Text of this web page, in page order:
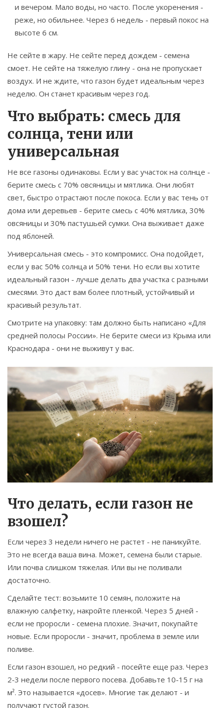
и вечером. Мало воды, но часто. После укоренения -
реже, но обильнее. Через 6 недель - первый покос на
высоте 6 см.
Не сейте в жару. Не сейте перед дождем - семена
смоет. Не сейте на тяжелую глину - она не пропускает
воздух. И не ждите, что газон будет идеальным через
неделю. Он станет красивым через год.
Что выбрать: смесь для
солнца, тени или
универсальная
Не все газоны одинаковы. Если у вас участок на солнце -
берите смесь с 70% овсяницы и мятлика. Они любят
свет, быстро отрастают после покоса. Если у вас тень от
дома или деревьев - берите смесь с 40% мятлика, 30%
овсяницы и 30% пастушьей сумки. Она выживает даже
под яблоней.
Универсальная смесь - это компромисс. Она подойдет,
если у вас 50% солнца и 50% тени. Но если вы хотите
идеальный газон - лучше делать два участка с разными
смесями. Это даст вам более плотный, устойчивый и
красивый результат.
Смотрите на упаковку: там должно быть написано «Для
средней полосы России». Не берите смеси из Крыма или
Краснодара - они не выживут у вас.
Что делать, если газон не
взошел?
Если через 3 недели ничего не растет - не паникуйте.
Это не всегда ваша вина. Может, семена были старые.
Или почва слишком тяжелая. Или вы не поливали
достаточно.
Сделайте тест: возьмите 10 семян, положите на
влажную салфетку, накройте пленкой. Через 5 дней -
если не проросли - семена плохие. Значит, покупайте
новые. Если проросли - значит, проблема в земле или
поливе.
Если газон взошел, но редкий - посейте еще раз. Через
2-3 недели после первого посева. Добавьте 10-15 г на
м². Это называется «досев». Многие так делают - и
получают густой газон.